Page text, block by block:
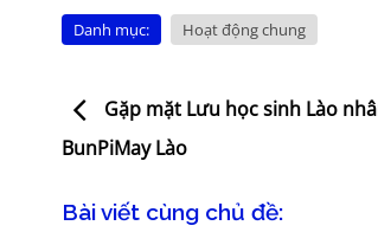
Danh mục: Hoạt động chung
Gặp mặt Lưu học sinh Lào
BunPiMay Lào
Bài viết cùng chủ đề: